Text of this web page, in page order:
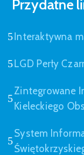
Przydatne
Interaktywna
LGD Perły
Zintegrowane
Kieleckiego
System